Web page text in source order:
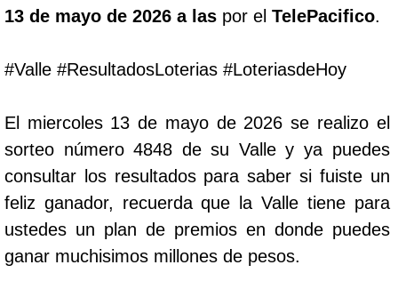
Antioqueñita Día
Antioqueñita Tarde
Astro Sol
Astro Luna
Cafeterito Tarde
13 de mayo de 2026 a las por el TelePacifico.
#Valle #ResultadosLoterias #LoteriasdeHoy
El miercoles 13 de mayo de 2026 se realizo el
sorteo número 4848 de su Valle y ya puedes
consultar los resultados para saber si fuiste un
feliz ganador, recuerda que la Valle tiene para
ustedes un plan de premios en donde puedes
ganar muchisimos millones de pesos.